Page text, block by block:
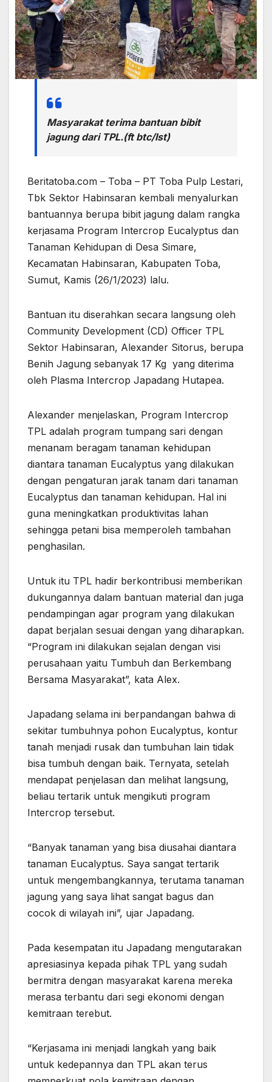
Masyarakat terima bantuan bibit
jagung dari TPL.(ft btc/Ist)
Beritatoba.com – Toba – PT Toba Pulp Lestari,
Tbk Sektor Habinsaran kembali menyalurkan
bantuannya berupa bibit jagung dalam rangka
kerjasama Program Intercrop Eucalyptus dan
Tanaman Kehidupan di Desa Simare,
Kecamatan Habinsaran, Kabupaten Toba,
Sumut, Kamis (26/1/2023) lalu.
Bantuan itu diserahkan secara langsung oleh
Community Development (CD) Officer TPL
Sektor Habinsaran, Alexander Sitorus, berupa
Benih Jagung sebanyak 17 Kg yang diterima
oleh Plasma Intercrop Japadang Hutapea.
Alexander menjelaskan, Program Intercrop
TPL adalah program tumpang sari dengan
menanam beragam tanaman kehidupan
diantara tanaman Eucalyptus yang dilakukan
dengan pengaturan jarak tanam dari tanaman
Eucalyptus dan tanaman kehidupan. Hal ini
guna meningkatkan produktivitas lahan
sehingga petani bisa memperoleh tambahan
penghasilan.
Untuk itu TPL hadir berkontribusi memberikan
dukungannya dalam bantuan material dan juga
pendampingan agar program yang dilakukan
dapat berjalan sesuai dengan yang diharapkan.
“Program ini dilakukan sejalan dengan visi
perusahaan yaitu Tumbuh dan Berkembang
Bersama Masyarakat”, kata Alex.
Japadang selama ini berpandangan bahwa di
sekitar tumbuhnya pohon Eucalyptus, kontur
tanah menjadi rusak dan tumbuhan lain tidak
bisa tumbuh dengan baik. Ternyata, setelah
mendapat penjelasan dan melihat langsung,
beliau tertarik untuk mengikuti program
Intercrop tersebut.
“Banyak tanaman yang bisa diusahai diantara
tanaman Eucalyptus. Saya sangat tertarik
untuk mengembangkannya, terutama tanaman
jagung yang saya lihat sangat bagus dan
cocok di wilayah ini”, ujar Japadang.
Pada kesempatan itu Japadang mengutarakan
apresiasinya kepada pihak TPL yang sudah
bermitra dengan masyarakat karena mereka
merasa terbantu dari segi ekonomi dengan
kemitraan terebut.
“Kerjasama ini menjadi langkah yang baik
untuk kedepannya dan TPL akan terus